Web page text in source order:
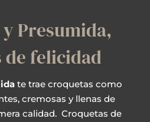
Presumida,
de felicidad
te trae croquetas como
cremosas y llenas de
calidad. Croquetas de